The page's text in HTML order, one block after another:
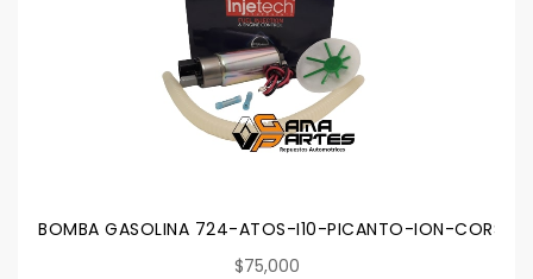
BOMBA GASOLINA 724-ATOS-I10-PICANTO-ION-CORSA-
$75,000